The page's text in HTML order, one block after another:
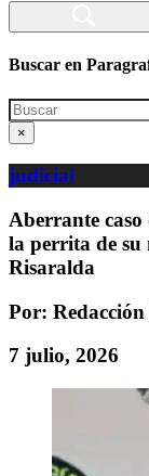
Buscar en
Search
×
judicial
Aberrante
la perrita de su
Risaralda
Por:
7 julio, 2026